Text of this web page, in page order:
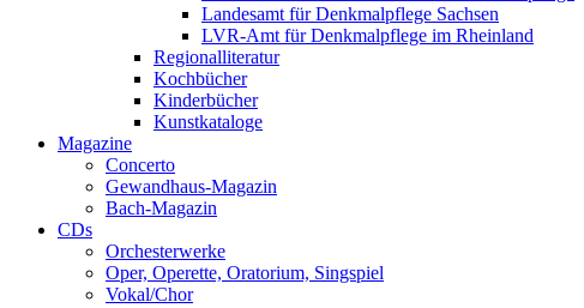
Landesamt für Denkmalpflege Sachsen
LVR-Amt für Denkmalpflege im Rheinland
Regionalliteratur
Kochbücher
Kinderbücher
Kunstkataloge
Magazine
Concerto
Gewandhaus-Magazin
Bach-Magazin
CDs
Orchesterwerke
Oper, Operette, Oratorium, Singspiel
Vokal/Chor